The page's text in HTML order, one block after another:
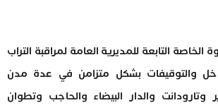
التابعة للمديرية العامة لمراقبة التراب
والتوقيفات بشكل متزامن في عدة مدن
وتارودانت والدار البيضاء والحاجب وتطوان